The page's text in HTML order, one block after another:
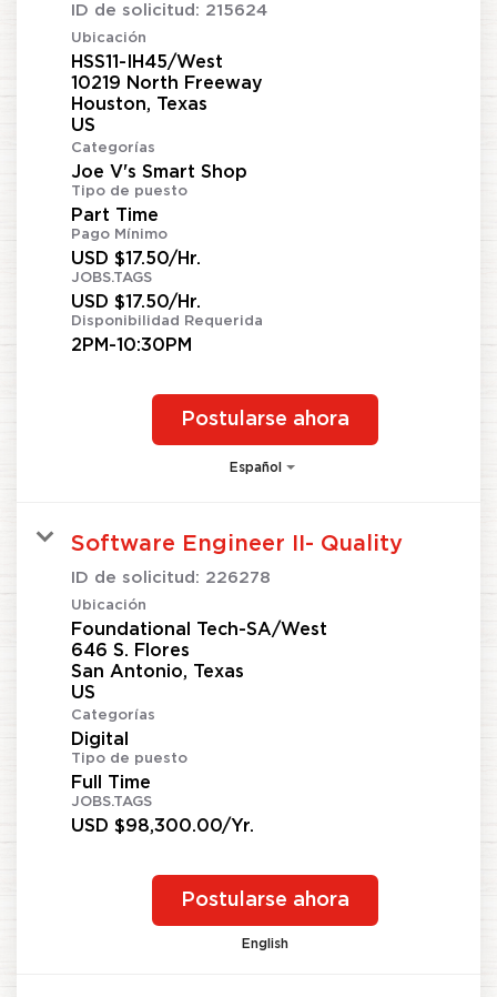
ID de solicitud: 215624
Ubicación
HSS11-IH45/West
10219 North Freeway
Houston, Texas
Categorías
Joe V's Smart Shop
Tipo de puesto
Part Time
Pago Mínimo
USD $17.50/Hr.
JOBS.TAGS
USD $17.50/Hr.
Disponibilidad Requerida
2PM-10:30PM
Postularse ahora
Español
Software Engineer II- Quality
ID de solicitud: 226278
Ubicación
Foundational Tech-SA/West
646 S. Flores
San Antonio, Texas
Categorías
Digital
Tipo de puesto
Full Time
JOBS.TAGS
USD $98,300.00/Yr.
Postularse ahora
English